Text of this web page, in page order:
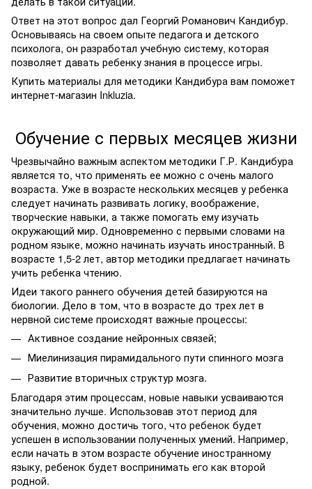
Ответ на этот вопрос дал Георгий Романович Кандибур.
Основываясь на своем опыте педагога и детского
психолога, он разработал учебную систему, которая
позволяет давать ребенку знания в процессе игры.
Купить материалы для методики Кандибура вам поможет
интернет-магазин Inkluzia.
Обучение с первых месяцев жизни
Чрезвычайно важным аспектом методики Г.Р. Кандибура
является то, что применять ее можно с очень малого
возраста. Уже в возрасте нескольких месяцев у ребенка
следует начинать развивать логику, воображение,
творческие навыки, а также помогать ему изучать
окружающий мир. Одновременно с первыми словами на
родном языке, можно начинать изучать иностранный. В
возрасте 1,5-2 лет, автор методики предлагает начинать
учить ребенка чтению.
Идеи такого раннего обучения детей базируются на
биологии. Дело в том, что в возрасте до трех лет в
нервной системе происходят важные процессы:
Активное создание нейронных связей;
Миелинизация пирамидального пути спинного мозга
Развитие вторичных структур мозга.
Благодаря этим процессам, новые навыки усваиваются
значительно лучше. Использовав этот период для
обучения, можно достичь того, что ребенок будет
успешен в использовании полученных умений. Например,
если начать в этом возрасте обучение иностранному
языку, ребенок будет воспринимать его как второй
родной.